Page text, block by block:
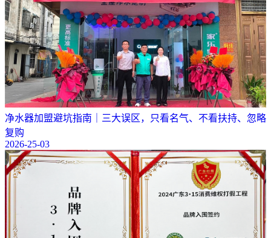
净水器加盟避坑指南｜三大误区，只看名气、不看扶持、忽略
复购
2026-25-03